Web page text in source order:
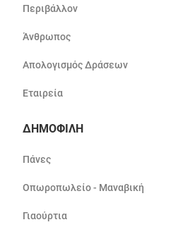
Περιβάλλον
Άνθρωπος
Απολογισμός Δράσεων
Εταιρεία
ΔΗΜΟΦΙΛΗ
Πάνες
Οπωροπωλείο - Μαναβική
Γιαούρτια